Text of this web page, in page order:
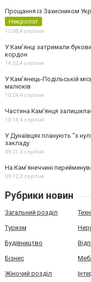
Прощання із Захисником
Некролог
15:08,4 серпня
У Кам’янці затримали
кордон
14:52,4 серпня
У Кам’янець-Подільській
малюків
10:24,4 серпня
Частина Кам'янця
10:14,4 серпня
У Дунаївцях планують "з
закладу
09:21,3 серпня
На Камʼянеччині
09:12,3 серпня
Рубрики новин
Загальний розділ
Туризм
Будівництво
Бізнес
Жіночий розділ